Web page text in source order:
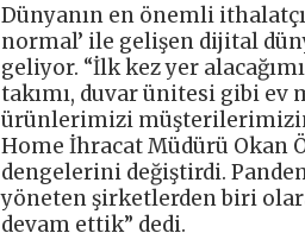
Dünyanın en önemli
normal’ ile gelişen dijital
geliyor. “İlk kez yer
takımı, duvar ünitesi gibi ev
ürünlerimizi
Home İhracat Müdürü Okan
dengelerini değiştirdi.
yöneten şirketlerden biri
devam ettik” dedi.